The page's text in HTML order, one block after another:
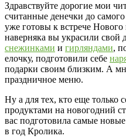
Здравствуйте дорогие мои
считанные денечки до
уже готовы к встрече
наверняка вы украсили свой
снежинками и гирляндами,
елочку, подготовили себе
подарки своим близким. А
праздничное меню.
Ну а для тех, кто еще только
продуктами на новогодний
вас подготовила самые
в год Кролика.